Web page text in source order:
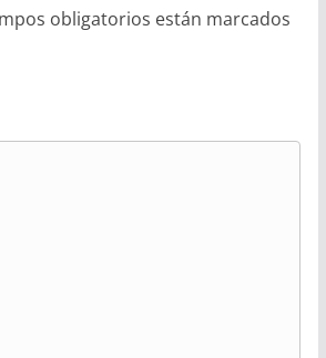
obligatorios están marcados